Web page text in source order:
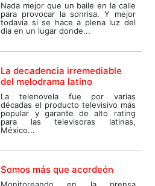
Nada mejor que un baile en la calle
para provocar la sonrisa. Y mejor
todavía si se hace a plena luz del
día en un lugar donde...
La decadencia irremediable
del melodrama latino
La telenovela fue por varias
décadas el producto televisivo más
popular y garante de alto rating
para las televisoras latinas,
México...
Somos más que acordeón